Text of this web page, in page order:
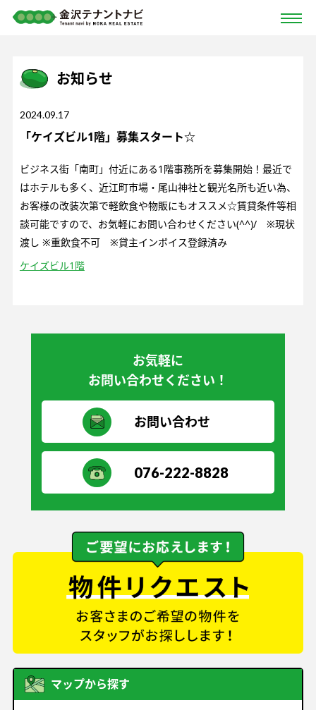
お知らせ
2024.09.17
「ケイズビル1階」募集スタート☆
ビジネス街「南町」付近にある1階事務所を募集開始！最近で
はホテルも多く、近江町市場・尾山神社と観光名所も近い為、
お客様の改装次第で軽飲食や物販にもオススメ☆賃貸条件等相
談可能ですので、お気軽にお問い合わせください(^^)/ ※現状
渡し ※重飲食不可 ※貸主インボイス登録済み
ケイズビル1階
お気軽に
お問い合わせください！
お問い合わせ
076-222-8828
マップから探す